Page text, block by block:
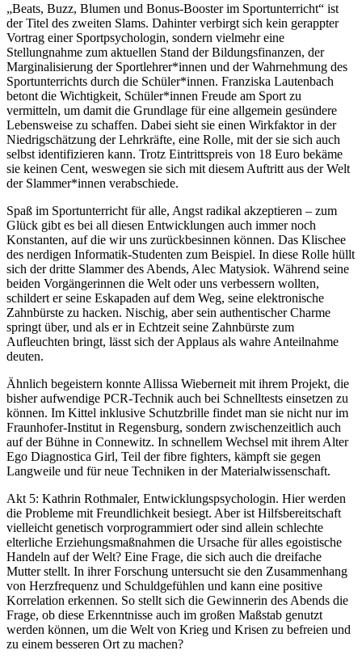
„Beats, Buzz, Blumen und Bonus-Booster im Sportunterricht“ ist
der Titel des zweiten Slams. Dahinter verbirgt sich kein gerappter
Vortrag einer Sportpsychologin, sondern vielmehr eine
Stellungnahme zum aktuellen Stand der Bildungsfinanzen, der
Marginalisierung der Sportlehrer*innen und der Wahrnehmung des
Sportunterrichts durch die Schüler*innen. Franziska Lautenbach
betont die Wichtigkeit, Schüler*innen Freude am Sport zu
vermitteln, um damit die Grundlage für eine allgemein gesündere
Lebensweise zu schaffen. Dabei sieht sie einen Wirkfaktor in der
Niedrigschätzung der Lehrkräfte, eine Rolle, mit der sie sich auch
selbst identifizieren kann. Trotz Eintrittspreis von 18 Euro bekäme
sie keinen Cent, weswegen sie sich mit diesem Auftritt aus der Welt
der Slammer*innen verabschiede.
Spaß im Sportunterricht für alle, Angst radikal akzeptieren – zum
Glück gibt es bei all diesen Entwicklungen auch immer noch
Konstanten, auf die wir uns zurückbesinnen können. Das Klischee
des nerdigen Informatik-Studenten zum Beispiel. In diese Rolle hüllt
sich der dritte Slammer des Abends, Alec Matysiok. Während seine
beiden Vorgängerinnen die Welt oder uns verbessern wollten,
schildert er seine Eskapaden auf dem Weg, seine elektronische
Zahnbürste zu hacken. Nischig, aber sein authentischer Charme
springt über, und als er in Echtzeit seine Zahnbürste zum
Aufleuchten bringt, lässt sich der Applaus als wahre Anteilnahme
deuten.
Ähnlich begeistern konnte Allissa Wieberneit mit ihrem Projekt, die
bisher aufwendige PCR-Technik auch bei Schnelltests einsetzen zu
können. Im Kittel inklusive Schutzbrille findet man sie nicht nur im
Fraunhofer-Institut in Regensburg, sondern zwischenzeitlich auch
auf der Bühne in Connewitz. In schnellem Wechsel mit ihrem Alter
Ego Diagnostica Girl, Teil der fibre fighters, kämpft sie gegen
Langweile und für neue Techniken in der Materialwissenschaft.
Akt 5: Kathrin Rothmaler, Entwicklungspsychologin. Hier werden
die Probleme mit Freundlichkeit besiegt. Aber ist Hilfsbereitschaft
vielleicht genetisch vorprogrammiert oder sind allein schlechte
elterliche Erziehungsmaßnahmen die Ursache für alles egoistische
Handeln auf der Welt? Eine Frage, die sich auch die dreifache
Mutter stellt. In ihrer Forschung untersucht sie den Zusammenhang
von Herzfrequenz und Schuldgefühlen und kann eine positive
Korrelation erkennen. So stellt sich die Gewinnerin des Abends die
Frage, ob diese Erkenntnisse auch im großen Maßstab genutzt
werden können, um die Welt von Krieg und Krisen zu befreien und
zu einem besseren Ort zu machen?